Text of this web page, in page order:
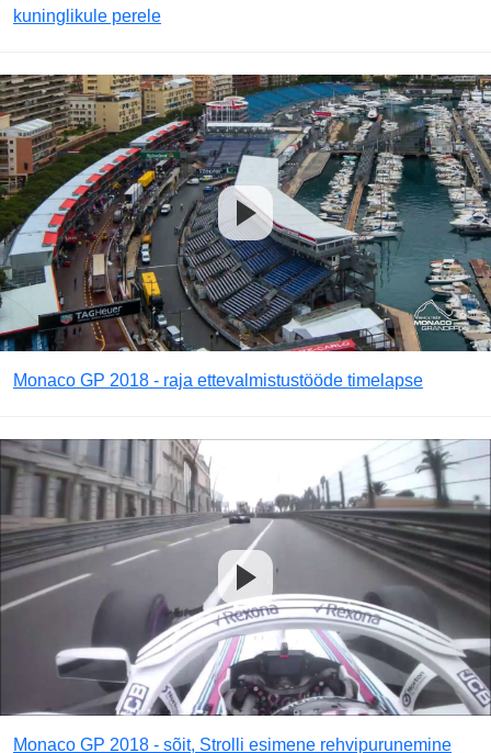
kuninglikule perele
Monaco GP 2018 - raja ettevalmistustööde timelapse
Monaco GP 2018 - sõit, Strolli esimene rehvipurunemine